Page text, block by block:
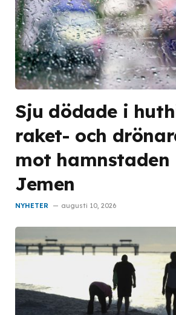
Sju dödade i
raket- och
mot hamnstaden
Jemen
NYHETER augusti 10, 2026